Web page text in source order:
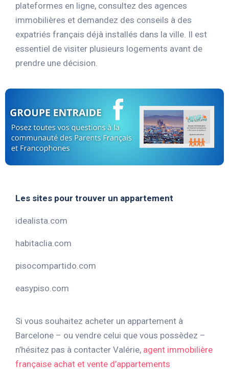
plateformes en ligne, consultez des agences
immobilières et demandez des conseils à des
expatriés français déjà installés dans la ville. Il est
essentiel de visiter plusieurs logements avant de
prendre une décision.
Les sites pour trouver un appartement
idealista.com
habitaclia.com
pisocompartido.com
easypiso.com
Si vous souhaitez acheter un appartement à
Barcelone – ou vendre celui que vous possèdez –
n’hésitez pas à contacter Valérie, agent immobilière
française achat et vente d’appartements